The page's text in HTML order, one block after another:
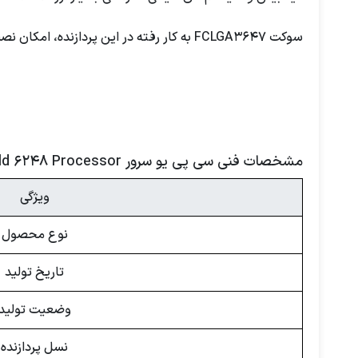
سوکت FCLGA3647 به کار رفته در این پردازنده، امکان نصب آن روی سرورهای نسل دوم Scalable اینتل را فراهم کرده و سازگاری بالایی با پلتفرم‌های سازمانی دارد.
مشخصات فنی سی پی یو سرور Intel Xeon Gold 6248 Processor
ویژگی
نوع محصول
تاریخ تولید
وضعیت
نسل پردازنده